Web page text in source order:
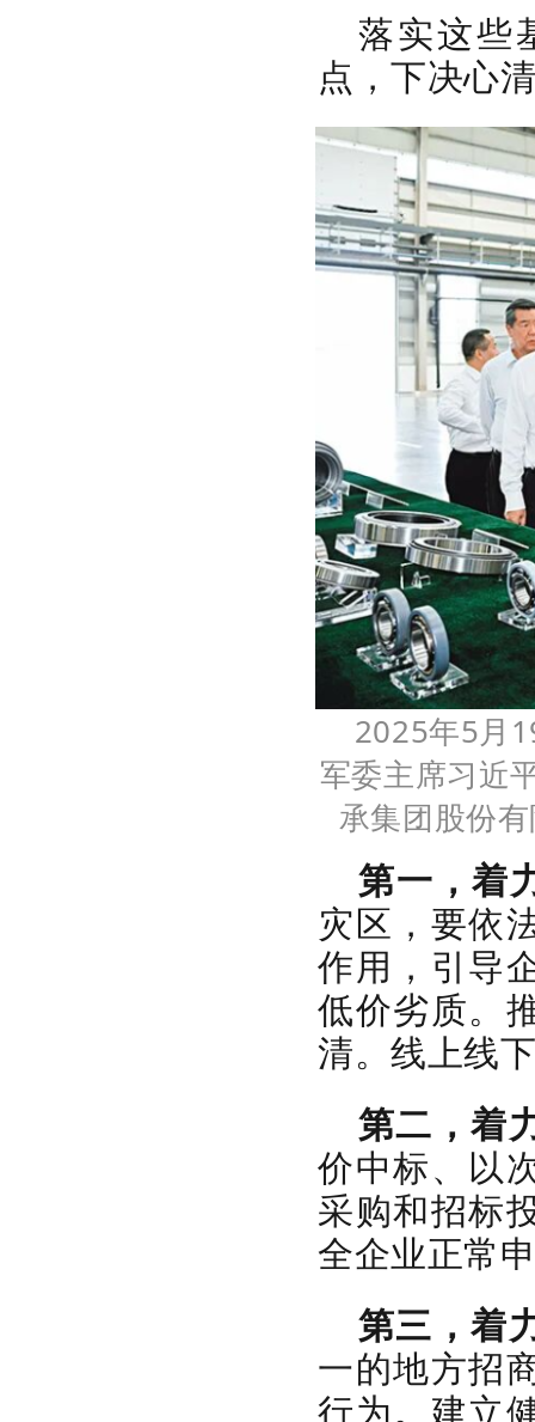
落实这些
点，下决心
2025年5月
军委主席习近
承集团股份
第一，着
灾区，要依
作用，引导
低价劣质。
清。线上线
第二，着
价中标、以
采购和招标
全企业正常
第三，着
一的地方招
行为。建立